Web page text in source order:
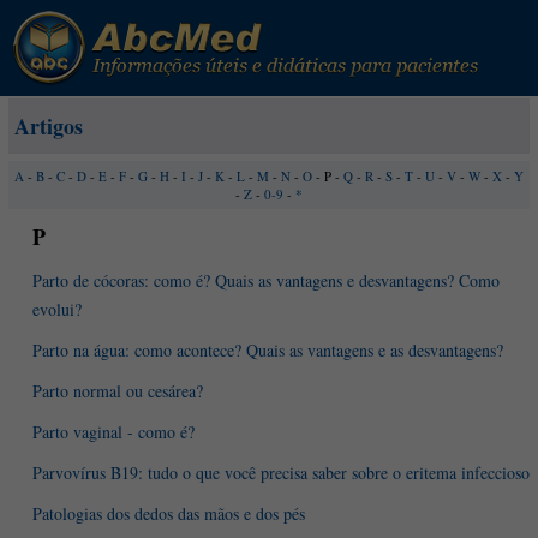
Artigos
A - B - C - D - E - F - G - H - I - J - K - L - M - N - O - P - Q - R - S - T - U - V - W - X - Y
- Z - 0-9 - *
P
Parto de cócoras: como é? Quais as vantagens e desvantagens? Como
evolui?
Parto na água: como acontece? Quais as vantagens e as desvantagens?
Parto normal ou cesárea?
Parto vaginal - como é?
Parvovírus B19: tudo o que você precisa saber sobre o eritema infeccioso
Patologias dos dedos das mãos e dos pés